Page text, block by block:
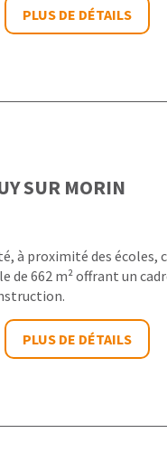
PLUS DE DÉTAILS
SUR MORIN
à proximité des écoles,
de 662 m² offrant un
PLUS DE DÉTAILS